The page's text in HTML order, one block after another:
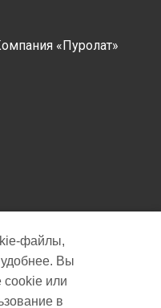
«Пуролат»
удобнее. Вы
cookie или
в